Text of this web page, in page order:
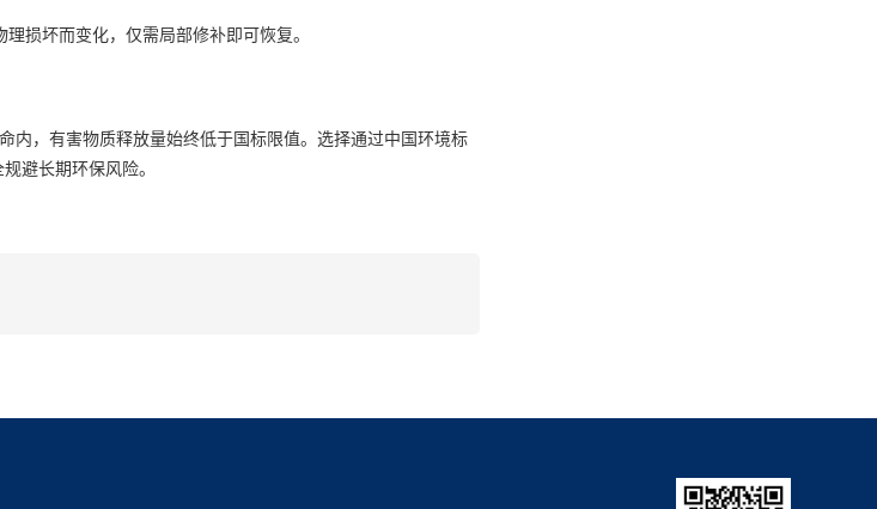
损坏而变化，仅需局部修补即可恢复。
内，有害物质释放量始终低于国标限值。选择通过中国环境标
避长期环保风险。